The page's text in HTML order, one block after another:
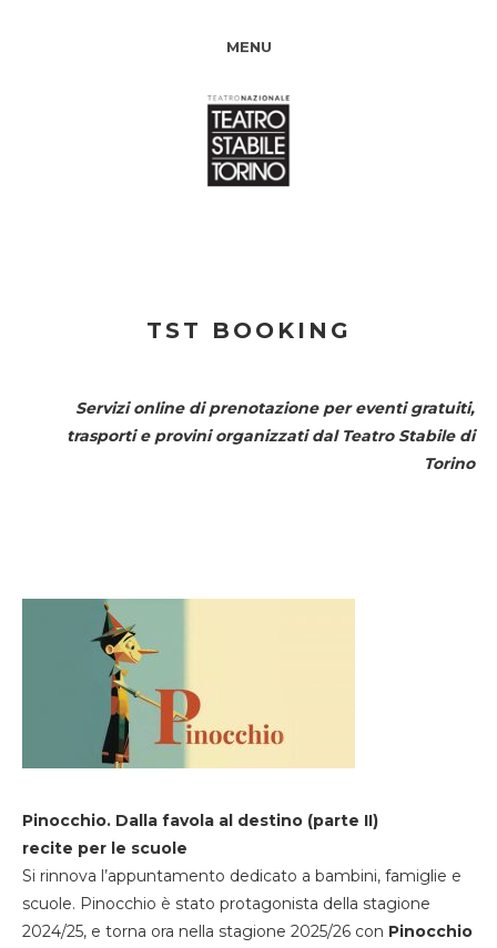
MENU
TST BOOKING
Servizi online di prenotazione per eventi gratuiti,
trasporti e provini organizzati dal Teatro Stabile di
Torino
Pinocchio. Dalla favola al destino (parte II)
recite per le scuole
Si rinnova l’appuntamento dedicato a bambini, famiglie e
scuole. Pinocchio è stato protagonista della stagione
2024/25, e torna ora nella stagione 2025/26 con Pinocchio